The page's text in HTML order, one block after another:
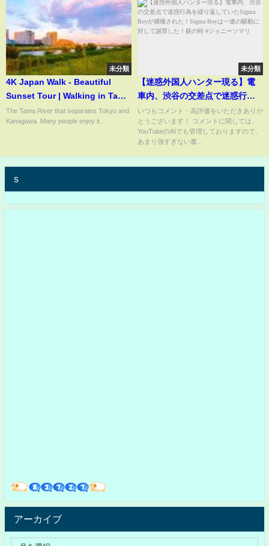
未分類
4K Japan Walk - Beautiful
Sunset Tour | Walking in Tama
River (多摩川の夕陽ツアー)
The Tama River that separates Tokyo and
Kanagawa. Many people enjoy it...
未分類
【迷惑外国人ハンター現る】電
車内、渋谷の交差点で迷惑行為
を繰り返していたSigma Boyが
捕獲された！Sigma Boyは一連
の騒動に対して謝罪した！躾の
いつもコメント・高評価をいただきありが
とうございます！ コメントに関しては、
YouTubeのAIでも管理しておりますので、
あまり強すぎない書...
s
アーカイブ